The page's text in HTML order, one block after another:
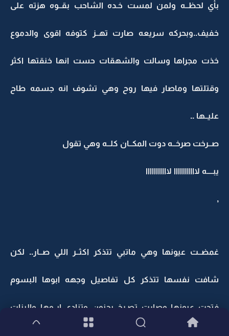
بأي لحظــه ولمن لمست خـده الشاحب بقــوه هزته على
خفيف..وبحركه سريعه صارت تهــز كتوفه اقوى والدموع
خذت مجراها وسالت والشهقات حست انها خنقتها اكثر
وقتلتها وماصار فيها روح وهي تشوف انه جسمه طاح
عليــها ..
صــرخت صرخــه دوت المكــان كلــه وهي تقول
يبــــه لااااااااااا لااااااااااا
,
غمضــت عيونها وهي ماتبي تتذكر اكثــر اللي صــار.. لكن
شافت نفسها تتذكر كل تفاصيل وجهه ابوها البسوم
فتحت عيونها وصارت تصـرخ بجنون وتنادي ابــوها والبنات